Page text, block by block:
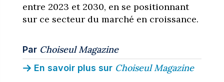
entre 2023 et 2030, en se positionnant
sur ce secteur du marché en croissance.
Par Choiseul Magazine
En savoir plus sur Choiseul Magazine